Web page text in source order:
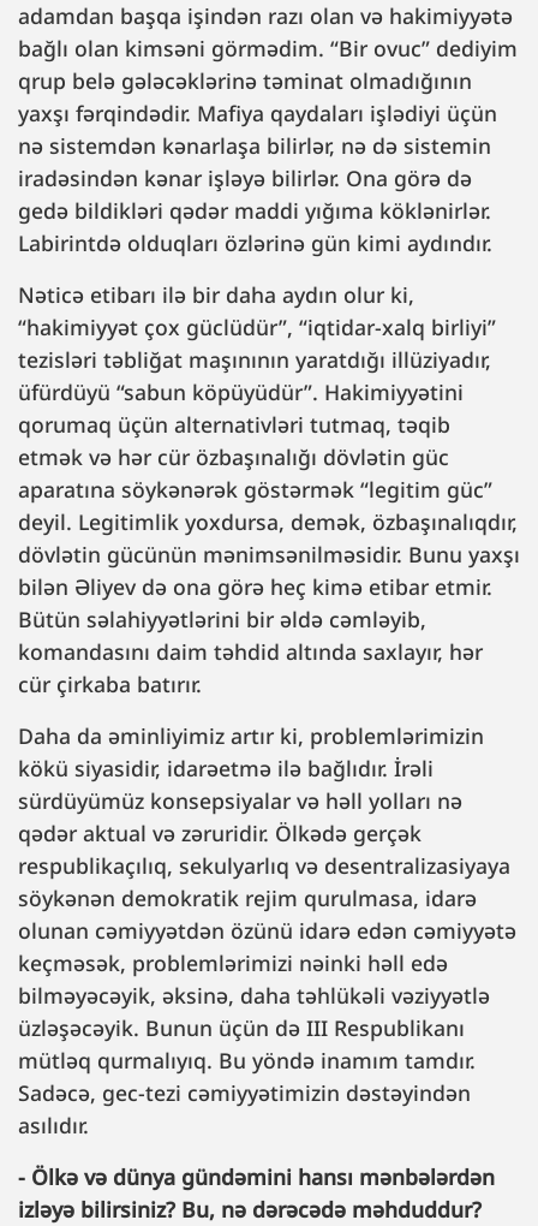
adamdan başqa işindən razı olan və hakimiyyətə
bağlı olan kimsəni görmədim. “Bir ovuc” dediyim
qrup belə gələcəklərinə təminat olmadığının
yaxşı fərqindədir. Mafiya qaydaları işlədiyi üçün
nə sistemdən kənarlaşa bilirlər, nə də sistemin
iradəsindən kənar işləyə bilirlər. Ona görə də
gedə bildikləri qədər maddi yığıma köklənirlər.
Labirintdə olduqları özlərinə gün kimi aydındır.
Nəticə etibarı ilə bir daha aydın olur ki,
“hakimiyyət çox güclüdür”, “iqtidar-xalq birliyi”
tezisləri təbliğat maşınının yaratdığı illüziyadır,
üfürdüyü “sabun köpüyüdür”. Hakimiyyətini
qorumaq üçün alternativləri tutmaq, təqib
etmək və hər cür özbaşınalığı dövlətin güc
aparatına söykənərək göstərmək “legitim güc”
deyil. Legitimlik yoxdursa, demək, özbaşınalıqdır,
dövlətin gücünün mənimsənilməsidir. Bunu yaxşı
bilən Əliyev də ona görə heç kimə etibar etmir.
Bütün səlahiyyətlərini bir əldə cəmləyib,
komandasını daim təhdid altında saxlayır, hər
cür çirkaba batırır.
Daha da əminliyimiz artır ki, problemlərimizin
kökü siyasidir, idarəetmə ilə bağlıdır. İrəli
sürdüyümüz konsepsiyalar və həll yolları nə
qədər aktual və zəruridir. Ölkədə gerçək
respublikaçılıq, sekulyarlıq və desentralizasiyaya
söykənən demokratik rejim qurulmasa, idarə
olunan cəmiyyətdən özünü idarə edən cəmiyyətə
keçməsək, problemlərimizi nəinki həll edə
bilməyəcəyik, əksinə, daha təhlükəli vəziyyətlə
üzləşəcəyik. Bunun üçün də III Respublikanı
mütləq qurmalıyıq. Bu yöndə inamım tamdır.
Sadəcə, gec-tezi cəmiyyətimizin dəstəyindən
asılıdır.
- Ölkə və dünya gündəmini hansı mənbələrdən
izləyə bilirsiniz? Bu, nə dərəcədə məhduddur?